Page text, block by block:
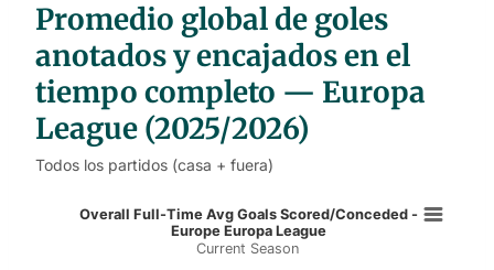
e
s
Promedio global de goles
anotados y encajados en el
tiempo completo — Europa
League (2025/2026)
Todos los partidos (casa + fuera)
Overall Full-Time Avg Goals
Bar chart with 2 data series.
Overall Full-Time Avg Goals Scored/Conceded -
Europe Europa League
Current Season